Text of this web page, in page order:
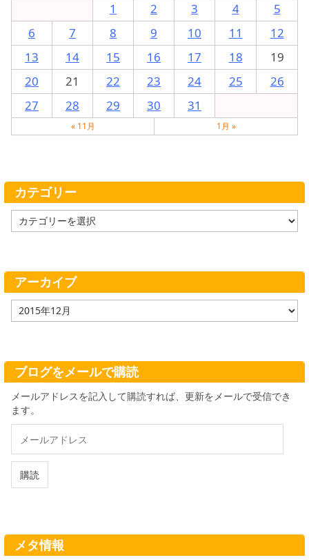
1
2 3 4
5
6
7 8 9 10 11
12
13
14 15 16 17 18
19
20
21 22 23 24 25
26
27
28 29 30 31
« 11月 1月 »
カテゴリー
テ
ー
アーカイブ
ア
ー
ブ
ブログをメールで購読
メールアドレスを記入して購読すれば、更新をメールで受信でき
ます。
ル
ド
購読
メタ情報